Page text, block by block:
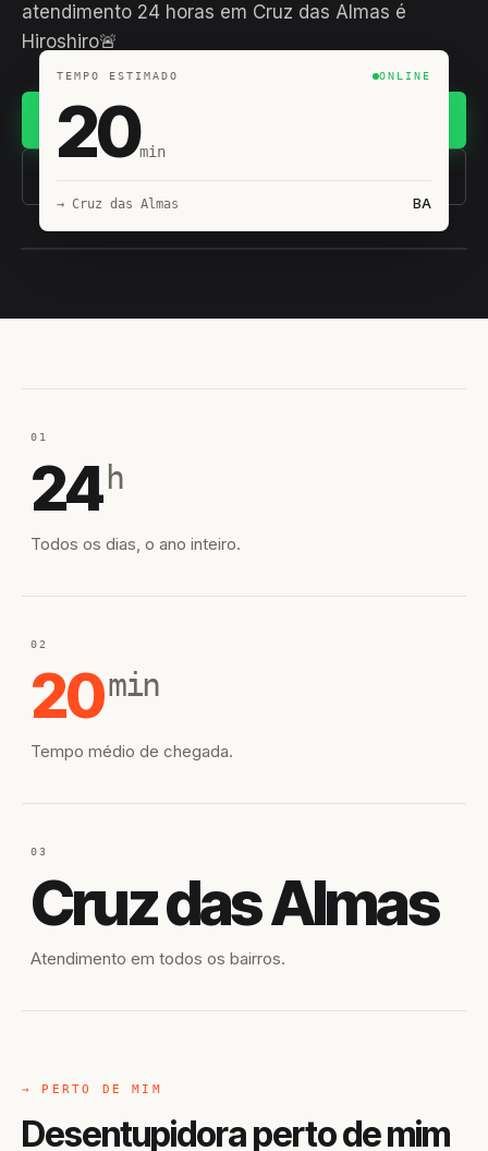
atendimento 24 horas em Cruz das Almas é
Hiroshiro🚨
(11) 93407-8838
TEMPO ESTIMADO ONLINE
20min
→ Cruz das Almas BA
01
24 h
Todos os dias, o ano inteiro.
02
20min
Tempo médio de chegada.
03
Cruz das Almas
Atendimento em todos os bairros.
→ PERTO DE MIM
Desentupidora perto de mim